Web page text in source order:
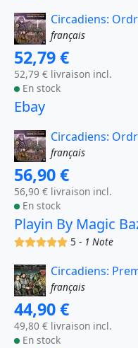
Circadiens:
français
52,79 €
52,79 € livraison incl.
En stock
Ebay
Circadiens:
français
56,90 €
56,90 € livraison incl.
En stock
Playin By Magic
(x)(x)(x)(x)(x)5 - 1 Note
Circadiens:
français
44,90 €
49,80 € livraison incl.
En stock